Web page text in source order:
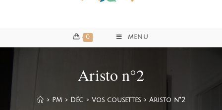
0 MENU
Aristo n°2
> PM > Déc > Vos cousettes > Aristo n°2